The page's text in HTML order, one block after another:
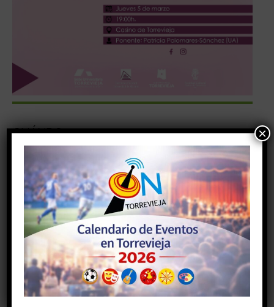
CUÁNDO
19:00 - 20:30
AÑADIR AL CALENDARIO
Descargar ICS Google Calendar
×